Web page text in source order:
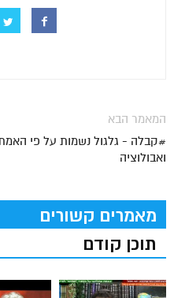
המאמר הבא
#קבלה - גלגול נשמות על פי
ואבולוציה
מאמרים קשורים
תוכן קודם